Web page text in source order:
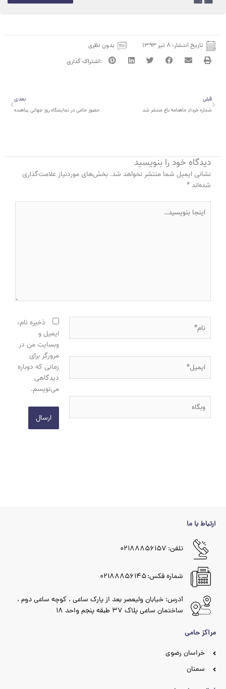
تاریخ انتشار: ۸ تیر ۱۳۹۳ بدون نظری
قبلی
قبلی
شماره خردادِ ماهنامه باغ منتشر شد
بعدی
حضور حامی در نمایشگاه روز جهانی پناهنده
دیدگاه‌ خود را بنویسید
نشانی ایمیل شما منتشر نخواهد شد. بخش‌های موردنیاز علامت‌گذاری
شده‌اند*
بنویسید…
وبگاه
ذخیره نام،
ایمیل و
وبسایت من در
مرورگر برای
زمانی که دوباره
دیدگاهی
می‌نویسم.
ارتباط با ما
تلفن: ۰۲۱۸۸۸۵۶۱۵۷
شماره فکس: ۰۲۱۸۸۸۵۶۱۴۵
آدرس: خیابان ولیعصر بعد از پارک ساعی ، کوچه ساعی دوم ،
ساختمان ساعی پلاک ۳۷ طبقه پنجم واحد ۱۸
مراکز حامی
خراسان رضوی
سمنان